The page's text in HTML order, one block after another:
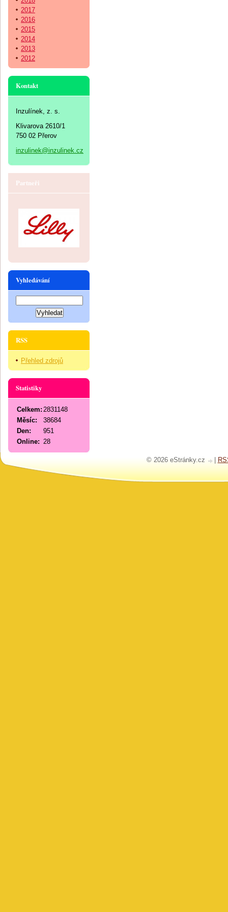
2017
2016
2015
2014
2013
2012
Kontakt
Inzulínek, z. s.
Klivarova 2610/1
750 02 Přerov
inzulinek@inzulinek.cz
Partneři
Vyhledávání
RSS
Přehled zdrojů
Statistiky
Online: 28
Celkem: 2831148
Měsíc:
38684
Den:
951
© 2026 eStránky.cz